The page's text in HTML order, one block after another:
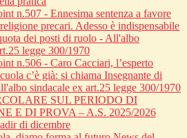
n.507 - Ennesima sentenza a favore
precari. Adesso è indispensabile
dei posti di ruolo - All'albo
legge 300/1970
n.506 - Caro Cacciari, l’esperto
c’è già: si chiama Insegnante di
sindacale ex art.25 legge 300/1970
SUL PERIODO DI
E DI PROVA – A.S. 2025/2026
di dicembre